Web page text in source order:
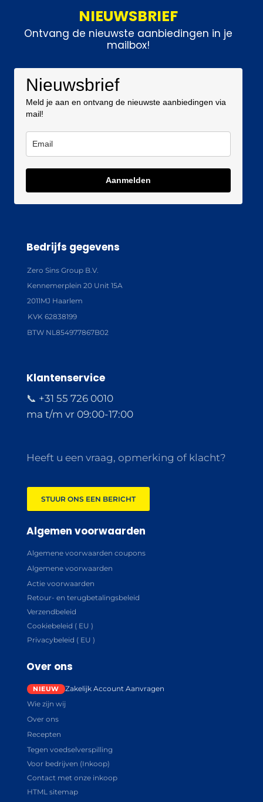
NIEUWSBRIEF
Ontvang de nieuwste aanbiedingen in je
mailbox!
Nieuwsbrief
Meld je aan en ontvang de nieuwste aanbiedingen via
mail!
Aanmelden
Bedrijfs gegevens
Zero Sins Group B.V.
Kennemerplein 20 Unit 15A
2011MJ Haarlem
KVK 62838199
BTW NL854977867B02
Klantenservice
📞 +31 55 726 0010
ma t/m vr 09:00-17:00
Heeft u een vraag, opmerking of klacht?
STUUR ONS EEN BERICHT
Algemen voorwaarden
Algemene voorwaarden coupons
Algemene voorwaarden
Actie voorwaarden
Retour- en terugbetalingsbeleid
Verzendbeleid
Cookiebeleid ( EU )
Privacybeleid ( EU )
Over ons
Zakelijk Account Aanvragen
Wie zijn wij
Over ons
Recepten
Tegen voedselverspilling
Voor bedrijven (Inkoop)
Contact met onze inkoop
HTML sitemap